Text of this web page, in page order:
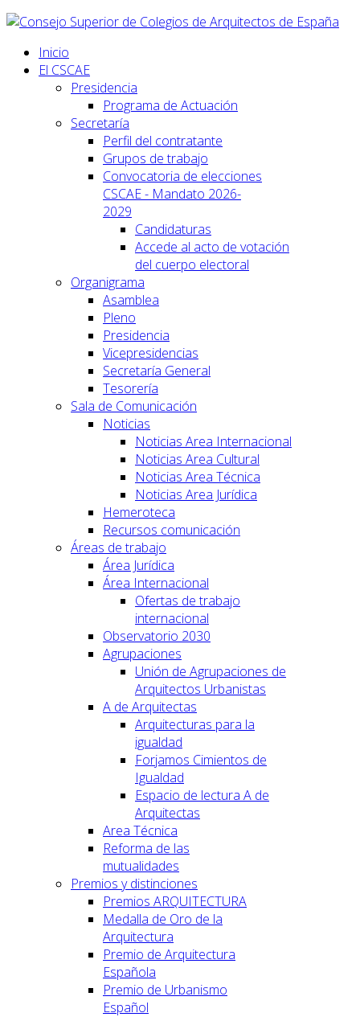
Inicio
El CSCAE
Presidencia
Programa de Actuación
Secretaría
Perfil del contratante
Grupos de trabajo
Convocatoria de elecciones
CSCAE - Mandato 2026-
2029
Candidaturas
Accede al acto de votación
del cuerpo electoral
Organigrama
Asamblea
Pleno
Presidencia
Vicepresidencias
Secretaría General
Tesorería
Sala de Comunicación
Noticias
Noticias Area Internacional
Noticias Area Cultural
Noticias Area Técnica
Noticias Area Jurídica
Hemeroteca
Recursos comunicación
Áreas de trabajo
Área Jurídica
Área Internacional
Ofertas de trabajo
internacional
Observatorio 2030
Agrupaciones
Unión de Agrupaciones de
Arquitectos Urbanistas
A de Arquitectas
Arquitecturas para la
igualdad
Forjamos Cimientos de
Igualdad
Espacio de lectura A de
Arquitectas
Area Técnica
Reforma de las
mutualidades
Premios y distinciones
Premios ARQUITECTURA
Medalla de Oro de la
Arquitectura
Premio de Arquitectura
Española
Premio de Urbanismo
Español